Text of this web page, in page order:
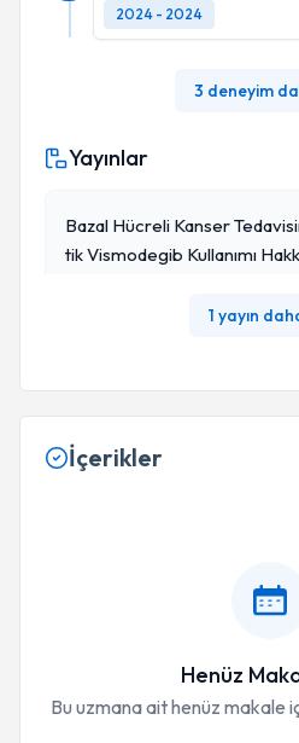
2024 - 2024
3 deneyim
Yayınlar
Bazal Hücreli Kanser
Tik Vismodegib Kullanımı
1 yayın
İçerikler
Henüz
Bu uzmana ait henüz makale